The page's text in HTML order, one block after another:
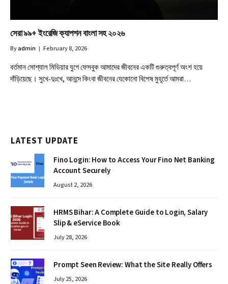
সেরা ৯৯+ ইংরেজি ক্যাপশন বাংলা সহ ২০২৬
Byadmin February 8, 2026
বর্তমান সোশ্যাল মিডিয়ার যুগে ফেসবুক আমাদের জীবনের একটি গুরুত্বপূর্ণ অংশ হয়ে
দাঁড়িয়েছে। সুখে-দুঃখে, আনন্দে কিংবা জীবনের যেকোনো বিশেষ মুহূর্তে আমরা…
LATEST UPDATE
Fino Login: How to Access Your Fino Net Banking
Account Securely
August 2, 2026
HRMS Bihar: A Complete Guide to Login, Salary
Slip & eService Book
July 28, 2026
Prompt Seen Review: What the Site Really Offers
July 25, 2026